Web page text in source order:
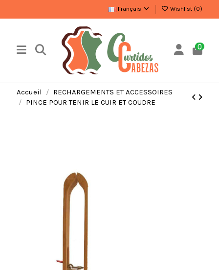
Français Wishlist (0)
0
Accueil
RECHARGEMENTS ET ACCESSOIRES
PINCE POUR TENIR LE CUIR ET COUDRE